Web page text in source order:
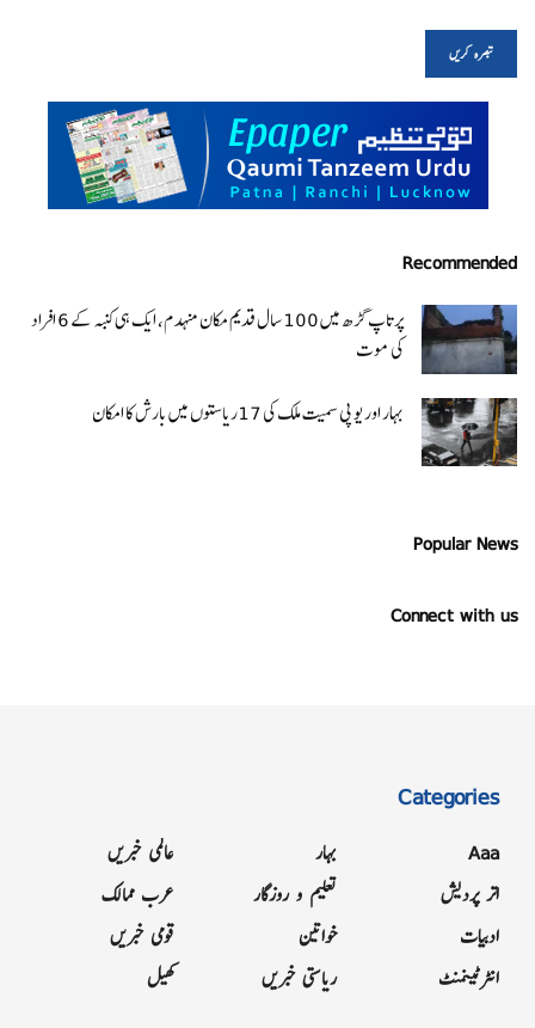
Recommended
پرتاپ گڑھ میں 100 سال قدیم مکان منہدم، ایک ہی کنبہ کے 6 افراد
کی موت
بہار اور یو پی سمیت ملک کی 17ریاستوں میں بارش کا امکان
Popular News
Connect with us
Categories
Aaa
اتر پردیش
ادبیات
انٹرٹینمنٹ
بہار
تعلیم و روزگار
خواتین
ریاستی خبریں
عالمی خبریں
عرب ممالک
قومی خبریں
کھیل